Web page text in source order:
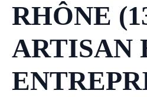
RHÔNE
ARTISAN